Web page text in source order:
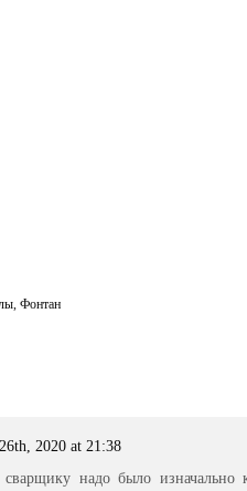
,Фонтан
2020 at 21:38
надо было изначально